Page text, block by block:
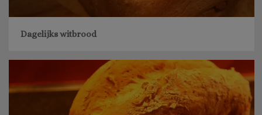
Dagelijks witbrood